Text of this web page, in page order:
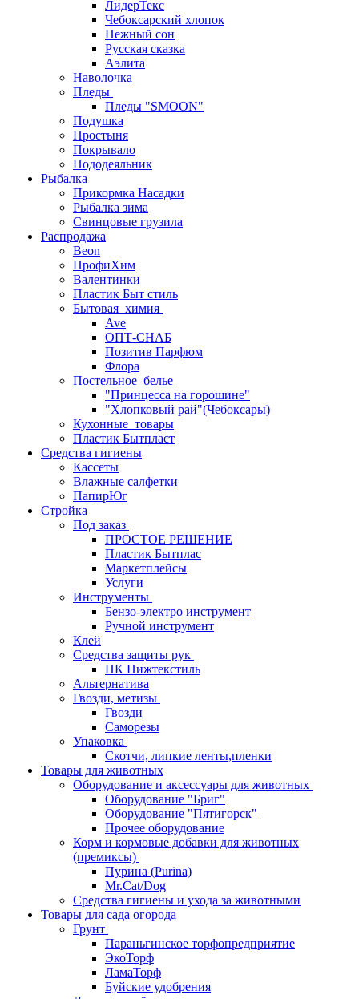
ЛидерТекс
Чебоксарский хлопок
Нежный сон
Русская сказка
Аэлита
Наволочка
Пледы
Пледы "SMOON"
Подушка
Простыня
Покрывало
Пододеяльник
Рыбалка
Прикормка Насадки
Рыбалка зима
Свинцовые грузила
Распродажа
Beon
ПрофиХим
Валентинки
Пластик Быт стиль
Бытовая_химия
Ave
ОПТ-СНАБ
Позитив Парфюм
Флора
Постельное_белье
"Принцесса на горошине"
"Хлопковый рай"(Чебоксары)
Кухонные_товары
Пластик Бытпласт
Средства гигиены
Кассеты
Влажные салфетки
ПапирЮг
Стройка
Под заказ
ПРОСТОЕ РЕШЕНИЕ
Пластик Бытплас
Маркетплейсы
Услуги
Инструменты
Бензо-электро инструмент
Ручной инструмент
Клей
Средства защиты рук
ПК Нижтекстиль
Альтернатива
Гвозди, метизы
Гвозди
Саморезы
Упаковка
Скотчи, липкие ленты,пленки
Товары для животных
Оборудование и аксессуары для животных
Оборудование "Бриг"
Оборудование "Пятигорск"
Прочее оборудование
Корм и кормовые добавки для животных
(премиксы)
Пурина (Purina)
Mr.Cat/Dog
Средства гигиены и ухода за животными
Товары для сада огорода
Грунт
Параньгинское торфопредприятие
ЭкоТорф
ЛамаТорф
Буйские удобрения